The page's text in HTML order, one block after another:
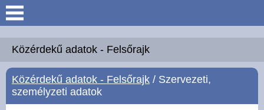
Keresés
Köszöntő
Hírek
Közérdekű adatok - Felsőrajk
Közérdekű adatok - Felsőrajk / Szervezeti,
személyzeti adatok